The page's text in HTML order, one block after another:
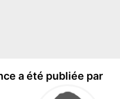
a été publiée par